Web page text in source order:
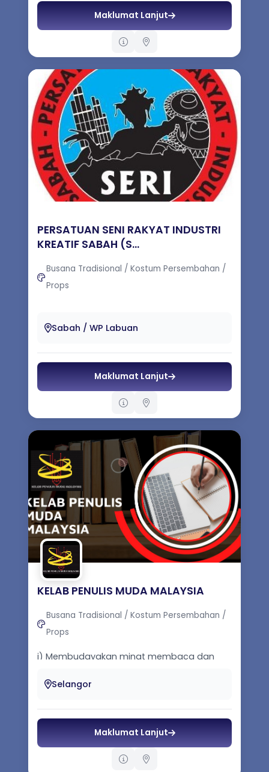
Maklumat Lanjut
PERSATUAN SENI RAKYAT INDUSTRI
KREATIF SABAH (S...
Busana Tradisional / Kostum Persembahan /
Props
MUZIK DAN SENI KREATIF SABAH
Sabah / WP Labuan
Maklumat Lanjut
KELAB PENULIS MUDA MALAYSIA
Busana Tradisional / Kostum Persembahan /
Props
i) Membudayakan minat membaca dan
peringkat kanak-kanak sehingga golongan
Selangor
Maklumat Lanjut